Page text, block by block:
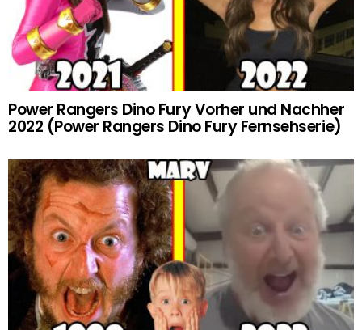
Power Rangers Dino Fury Vorher und Nachher
2022 (Power Rangers Dino Fury Fernsehserie)